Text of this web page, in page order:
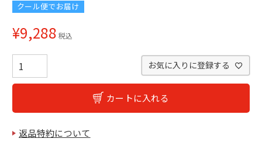
クール便でお届け
¥9,288 税込
お気に入りに登録する
カートに入れる
返品特約について